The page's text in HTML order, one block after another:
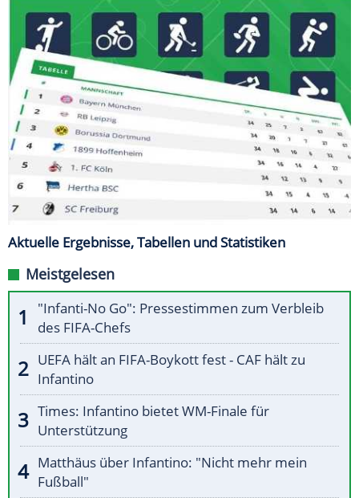
Aktuelle Ergebnisse, Tabellen und Statistiken
Meistgelesen
"Infanti-No Go": Pressestimmen zum Verbleib
des FIFA-Chefs
UEFA hält an FIFA-Boykott fest - CAF hält zu
Infantino
Times: Infantino bietet WM-Finale für
Unterstützung
Matthäus über Infantino: "Nicht mehr mein
Fußball"